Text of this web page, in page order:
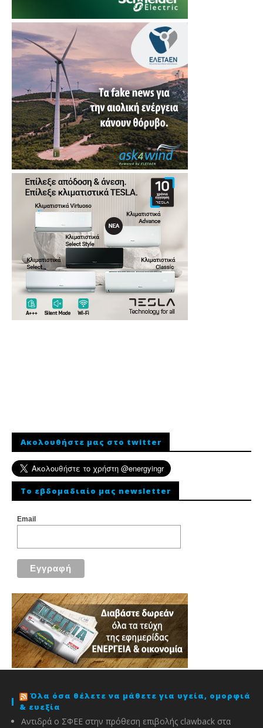
Ακολουθήστε μας στο twitter
To εβδομαδιαίο μας newsletter
Email
Όλα όσα θέλετε να μάθετε για υγεία, ομορφιά
& ευεξία
Αντιδρά ο ΣΦΕΕ στην πρόθεση επιβολής clawback στα